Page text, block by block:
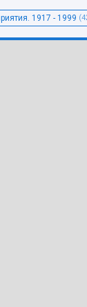
1917 - 1999